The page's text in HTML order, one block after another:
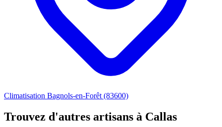
Climatisation Bagnols-en-Forêt (83600)
Trouvez d'autres artisans à Callas